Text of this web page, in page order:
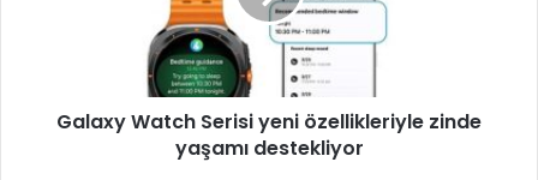
Galaxy Watch Serisi yeni özellikleriyle zinde
yaşamı destekliyor